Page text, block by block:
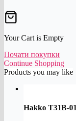
Your Cart is Empty
Почати покупки
Continue Shopping
Products you may like
Hakko T31B-